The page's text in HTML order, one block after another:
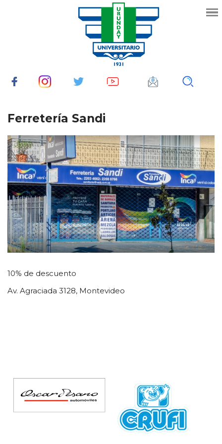
Ferretería Sandi
10% de descuento
Av. Agraciada 3128, Montevideo